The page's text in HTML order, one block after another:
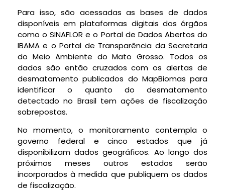
Para isso, são acessadas as bases de dados
disponíveis em plataformas digitais dos órgãos
como o SINAFLOR e o Portal de Dados Abertos do
IBAMA e o Portal de Transparência da Secretaria
do Meio Ambiente do Mato Grosso. Todos os
dados são então cruzados com os alertas de
desmatamento publicados do MapBiomas para
identificar o quanto do desmatamento
detectado no Brasil tem ações de fiscalização
sobrepostas.
No momento, o monitoramento contempla o
governo federal e cinco estados que já
disponibilizam dados geográficos. Ao longo dos
próximos meses outros estados serão
incorporados à medida que publiquem os dados
de fiscalização.